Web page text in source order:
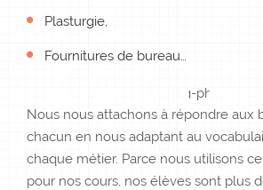
Plasturgie,
Fournitures de bureau…
Nous nous attachons à répondre aux
chacun en nous adaptant au
chaque métier. Parce nous utilisons
pour nos cours, nos élèves sont plus